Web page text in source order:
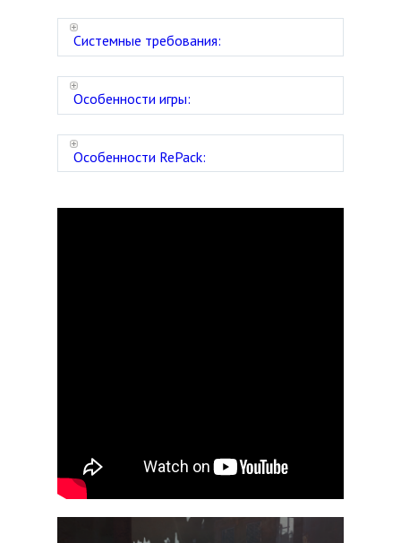
Системные требования:
Особенности игры:
Особенности RePack: